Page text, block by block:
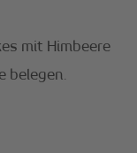
mit Himbeere
belegen.